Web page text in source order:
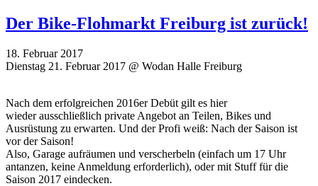
Der Bike-Flohmarkt Freiburg ist zurück!
18. Februar 2017
Dienstag 21. Februar 2017 @ Wodan Halle Freiburg
Nach dem erfolgreichen 2016er Debüt gilt es hier
wieder ausschließlich private Angebot an Teilen, Bikes und
Ausrüstung zu erwarten. Und der Profi weiß: Nach der Saison ist
vor der Saison!
Also, Garage aufräumen und verscherbeln (einfach um 17 Uhr
antanzen, keine Anmeldung erforderlich), oder mit Stuff für die
Saison 2017 eindecken.